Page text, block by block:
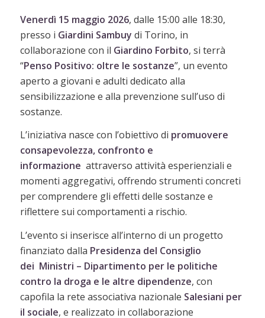
Venerdì 15 maggio 2026, dalle 15:00 alle 18:30,
presso i Giardini Sambuy di Torino, in
collaborazione con il Giardino Forbito, si terrà
“Penso Positivo: oltre le sostanze”, un evento
aperto a giovani e adulti dedicato alla
sensibilizzazione e alla prevenzione sull’uso di
sostanze.
L’iniziativa nasce con l’obiettivo di promuovere
consapevolezza, confronto e
informazione attraverso attività esperienziali e
momenti aggregativi, offrendo strumenti concreti
per comprendere gli effetti delle sostanze e
riflettere sui comportamenti a rischio.
L’evento si inserisce all’interno di un progetto
finanziato dalla Presidenza del Consiglio
dei Ministri – Dipartimento per le politiche
contro la droga e le altre dipendenze, con
capofila la rete associativa nazionale Salesiani per
il sociale, e realizzato in collaborazione